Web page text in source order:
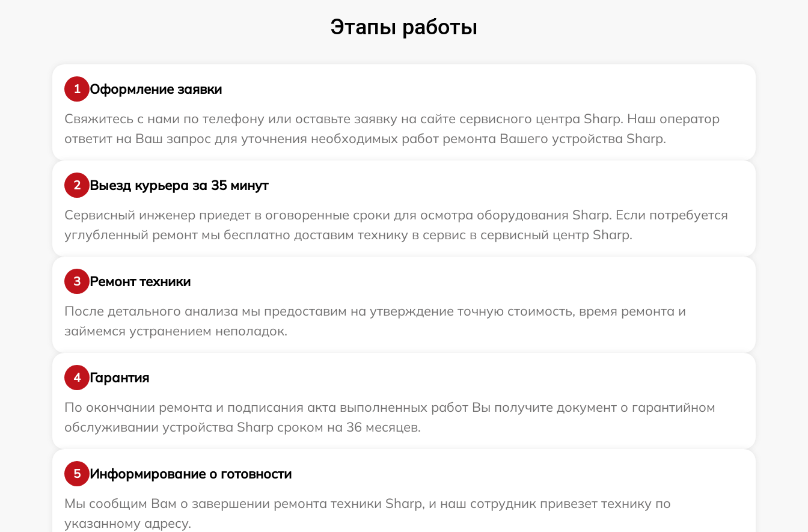
Этапы работы
1
Оформление заявки
Свяжитесь с нами по телефону или оставьте заявку на сайте сервисного центра Sharp. Наш оператор
ответит на Ваш запрос для уточнения необходимых работ ремонта Вашего устройства Sharp.
2
Выезд курьера за 35 минут
Сервисный инженер приедет в оговоренные сроки для осмотра оборудования Sharp. Если потребуется
углубленный ремонт мы бесплатно доставим технику в сервис в сервисный центр Sharp.
3
Ремонт техники
После детального анализа мы предоставим на утверждение точную стоимость, время ремонта и
займемся устранением неполадок.
4
Гарантия
По окончании ремонта и подписания акта выполненных работ Вы получите документ о гарантийном
обслуживании устройства Sharp сроком на 36 месяцев.
5
Информирование о готовности
Мы сообщим Вам о завершении ремонта техники Sharp, и наш сотрудник привезет технику по
указанному адресу.